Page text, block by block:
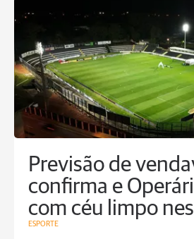
Previsão de
confirma e
com céu limpo
ESPORTE